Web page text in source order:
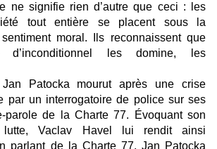
ne signifie rien d’autre que ceci : les
tout entière se placent sous la
moral. Ils reconnaissent que
d’inconditionnel les domine, les
Patocka mourut après une crise
par un interrogatoire de police sur ses
parole de la Charte 77.
Évoquant son
lutte, Vaclav Havel lui rendit ainsi
parlant de la Charte 77, Jan Patocka